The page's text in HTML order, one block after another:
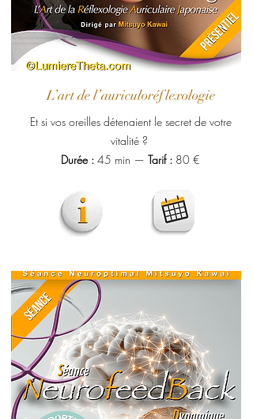
L’art de l’auriculoréflexologie
Et si vos oreilles détenaient le secret de votre
vitalité ? ​
Durée : 45 min — Tarif : 80 €